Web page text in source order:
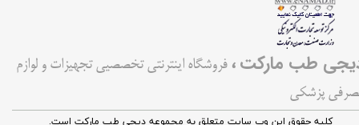
طب مارکت، فروشگاه اینترنتی تخصصیی تجهیزات و لوازم
پزشکی
کليه حقوق اين وب سایت متعلق به مجموعه دیجی طب مارکت است.